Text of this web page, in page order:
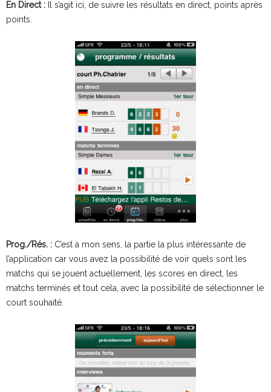
En Direct : Il s’agit ici, de suivre les résultats en direct, points après
points.
Prog./Rés. : C’est à mon sens, la partie la plus intéressante de
l’application car vous avez la possibilité de voir quels sont les
matchs qui se jouent actuellement, les scores en direct, les
matchs terminés et tout cela, avec la possibilité de sélectionner le
court souhaité.